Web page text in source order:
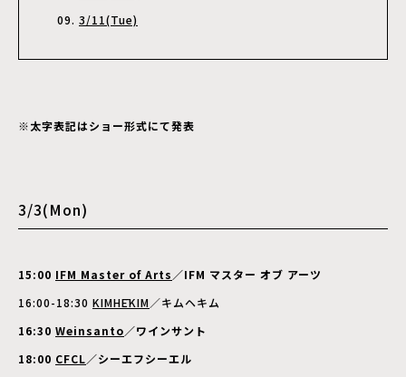
3/11(Tue)
※太字表記はショー形式にて発表
3/3(Mon)
15:00 IFM Master of Arts ／IFM マスター オブ アーツ
16:00-18:30 KIMHĒKIM／キムヘキム
16:30 Weinsanto／ワインサント
18:00 CFCL／シーエフシーエル